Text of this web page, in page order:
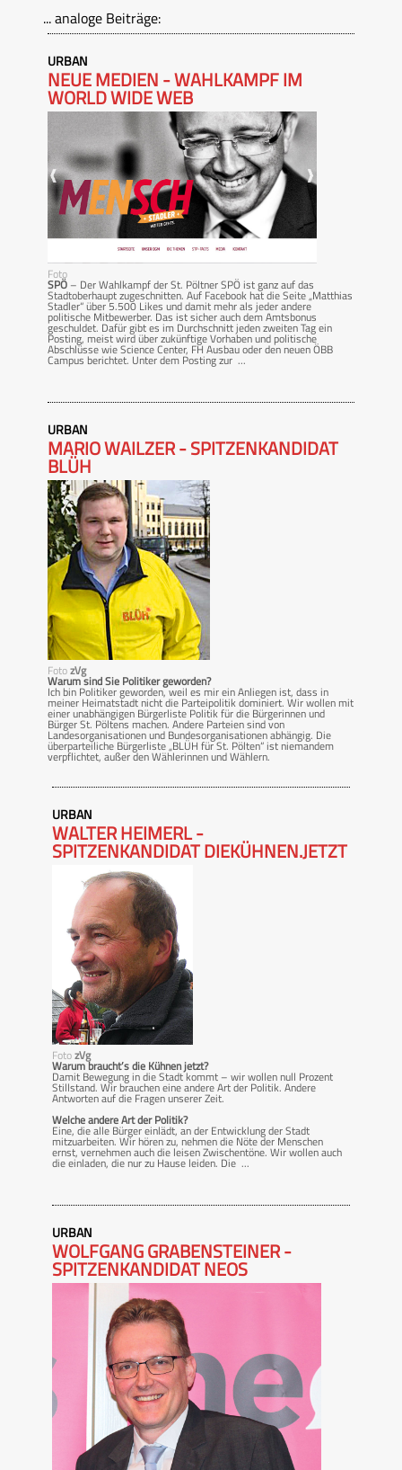
... analoge Beiträge:
URBAN
NEUE MEDIEN - WAHLKAMPF IM
WORLD WIDE WEB
Foto
SPÖ – Der Wahlkampf der St. Pöltner SPÖ ist ganz auf das
Stadtoberhaupt zugeschnitten. Auf Facebook hat die Seite „Matthias
Stadler“ über 5.500 Likes und damit mehr als jeder andere
politische Mitbewerber. Das ist sicher auch dem Amtsbonus
geschuldet. Dafür gibt es im Durchschnitt jeden zweiten Tag ein
Posting, meist wird über zukünftige Vorhaben und politische
Abschlüsse wie Science Center, FH Ausbau oder den neuen ÖBB
Campus berichtet. Unter dem Posting zur ...
URBAN
MARIO WAILZER - SPITZENKANDIDAT
BLÜH
FotozVg
Warum sind Sie Politiker geworden?
Ich bin Politiker geworden, weil es mir ein Anliegen ist, dass in
meiner Heimatstadt nicht die Parteipolitik dominiert. Wir wollen mit
einer unabhängigen Bürgerliste Politik für die Bürgerinnen und
Bürger St. Pöltens machen. Andere Parteien sind von
Landesorganisationen und Bundesorganisationen abhängig. Die
überparteiliche Bürgerliste „BLÜH für St. Pölten“ ist niemandem
verpflichtet, außer den Wählerinnen und Wählern.
URBAN
WALTER HEIMERL -
SPITZENKANDIDAT DIEKÜHNEN.JETZT
FotozVg
Warum braucht’s die Kühnen jetzt?
Damit Bewegung in die Stadt kommt – wir wollen null Prozent
Stillstand. Wir brauchen eine andere Art der Politik. Andere
Antworten auf die Fragen unserer Zeit.
Welche andere Art der Politik?
Eine, die alle Bürger einlädt, an der Entwicklung der Stadt
mitzuarbeiten. Wir hören zu, nehmen die Nöte der Menschen
ernst, vernehmen auch die leisen Zwischentöne. Wir wollen auch
die einladen, die nur zu Hause leiden. Die ...
URBAN
WOLFGANG GRABENSTEINER -
SPITZENKANDIDAT NEOS